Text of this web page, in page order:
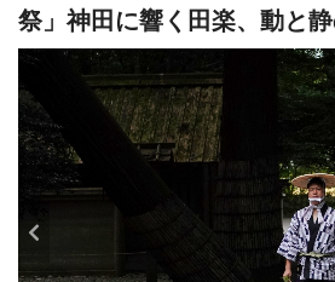
祭」神田に響く田楽、動と